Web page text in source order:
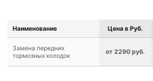
Наименование Цена в Руб.
Замена передних
тормозных колодок
от 2290 руб.